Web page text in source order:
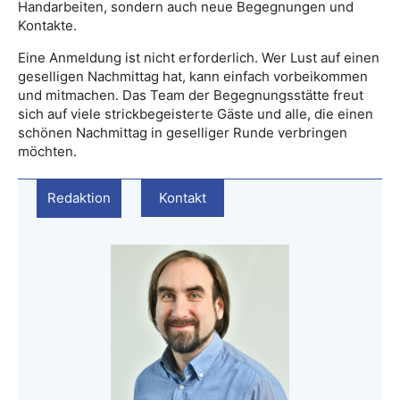
Handarbeiten, sondern auch neue Begegnungen und
Kontakte.
Eine Anmeldung ist nicht erforderlich. Wer Lust auf einen
geselligen Nachmittag hat, kann einfach vorbeikommen
und mitmachen. Das Team der Begegnungsstätte freut
sich auf viele strickbegeisterte Gäste und alle, die einen
schönen Nachmittag in geselliger Runde verbringen
möchten.
Redaktion Kontakt